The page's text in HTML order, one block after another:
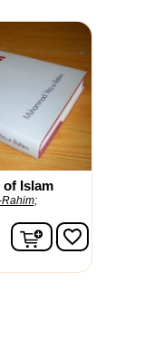
of Islam
Rahim;
Infavorite_border